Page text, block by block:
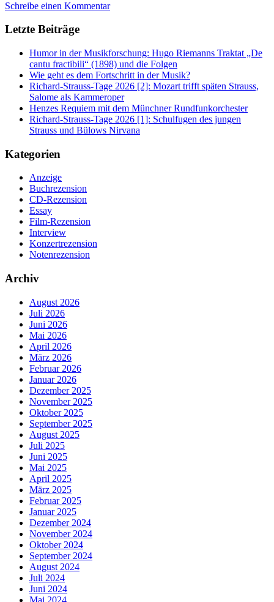
Schreibe einen Kommentar
Letzte Beiträge
Humor in der Musikforschung: Hugo Riemanns Traktat „De
cantu fractibili“ (1898) und die Folgen
Wie geht es dem Fortschritt in der Musik?
Richard-Strauss-Tage 2026 [2]: Mozart trifft späten Strauss,
Salome als Kammeroper
Henzes Requiem mit dem Münchner Rundfunkorchester
Richard-Strauss-Tage 2026 [1]: Schulfugen des jungen
Strauss und Bülows Nirvana
Kategorien
Anzeige
Buchrezension
CD-Rezension
Essay
Film-Rezension
Interview
Konzertrezension
Notenrezension
Archiv
August 2026
Juli 2026
Juni 2026
Mai 2026
April 2026
März 2026
Februar 2026
Januar 2026
Dezember 2025
November 2025
Oktober 2025
September 2025
August 2025
Juli 2025
Juni 2025
Mai 2025
April 2025
März 2025
Februar 2025
Januar 2025
Dezember 2024
November 2024
Oktober 2024
September 2024
August 2024
Juli 2024
Juni 2024
Mai 2024